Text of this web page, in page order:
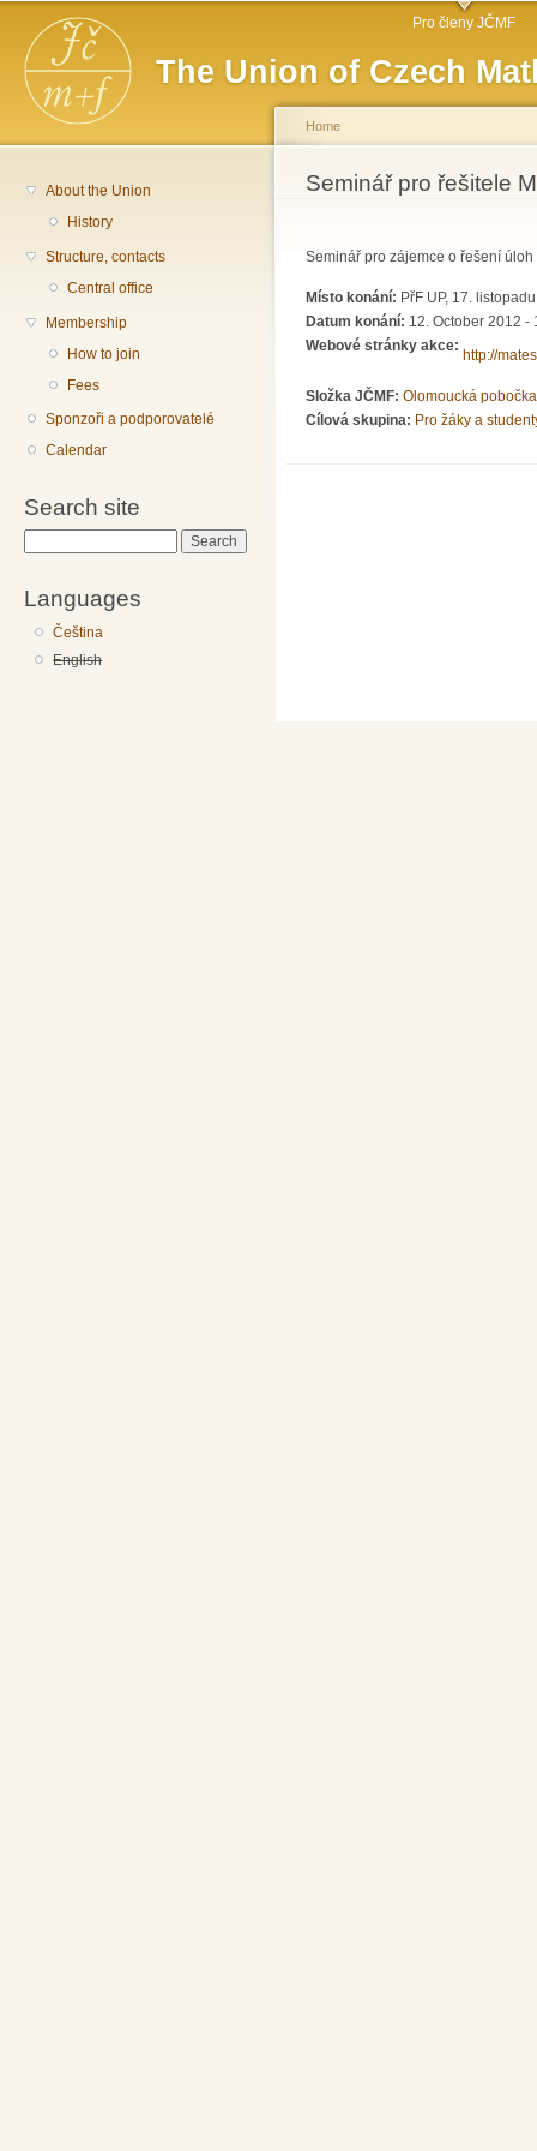
The Union of Czech
Main menu Pro členy JČMF
About the Union
History
Structure, contacts
Central office
Membership
How to join
Fees
Sponzoři a podporovatelé
Calendar
Search site
Languages
Čeština
English
You are here
Home
Seminář pro řešitele
Seminář pro zájemce o řešení
Místo konání: PřF UP, 17.
Datum konání: 12. October 2012 -
Webové stránky akce:
http://
Složka JČMF: Olomoucká pobočka
Cílová skupina: Pro žáky a